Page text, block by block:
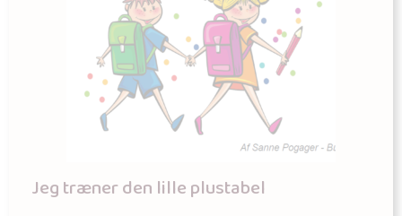
Jeg træner den lille plustabel